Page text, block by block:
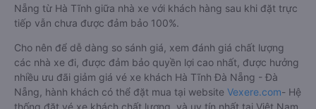
Nẵng từ Hà Tĩnh giữa nhà xe với khách hàng sau khi đặt trực
tiếp vẫn chưa được đảm bảo 100%.
Cho nên để dễ dàng so sánh giá, xem đánh giá chất lượng
các nhà xe đi, được đảm bảo quyền lợi cao nhất, được hưởng
nhiều ưu đãi giảm giá vé xe khách Hà Tĩnh Đà Nẵng - Đà
Nẵng, hành khách có thể đặt mua tại website Vexere.com- Hệ
thống đặt vé xe khách chất lượng, và uy tín nhất tại Việt Nam,